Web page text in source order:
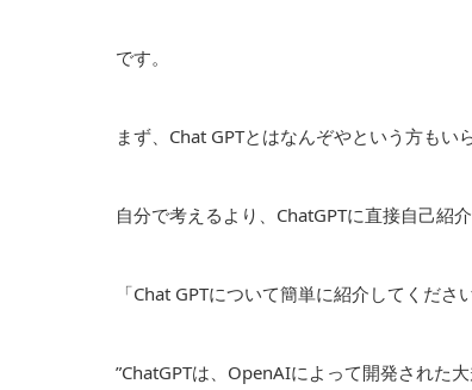
です。
まず、Chat GPTとはなんぞやという方もい
自分で考えるより、ChatGPTに直接自己紹
「Chat GPTについて簡単に紹介してください
”ChatGPTは、OpenAIによって開発された